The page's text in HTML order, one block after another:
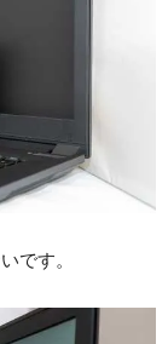
です。